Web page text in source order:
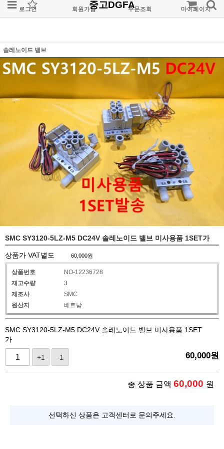
로그인 회원가입 주문조회 마이페이지
중고DGFA
솔레노이드 밸브
SMC SY3120-5LZ-M5 DC24V 솔레노이드 밸브 미사용품 1SET가
상품가 VAT별도 60,000원
상품번호
NO-12236728
재고수량
3
제조사
SMC
원산지
베트남
SMC SY3120-5LZ-M5 DC24V 솔레노이드 밸브 미사용품 1SET
가
+1 -1 60,000원
총 상품 금액 60,000 원
선택하신 상품은 고객센터로 문의주세요.